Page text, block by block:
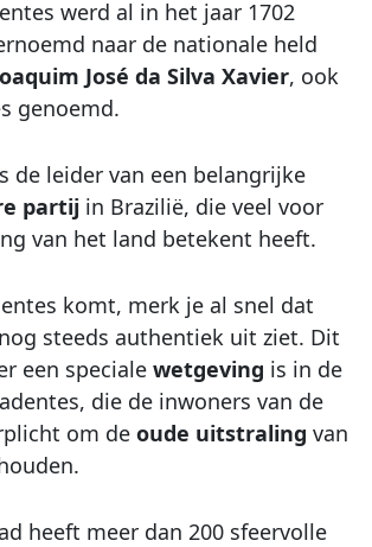
werd al in het jaar 1702
naar de nationale held
José da Silva Xavier, ook
genoemd.
de leider van een belangrijke
partij in Brazilië, die veel voor
van het land betekent heeft.
komt, merk je al snel dat
steeds authentiek uit ziet. Dit
een speciale wetgeving is in de
die de inwoners van de
om de oude uitstraling van
heeft meer dan 200 sfeervolle